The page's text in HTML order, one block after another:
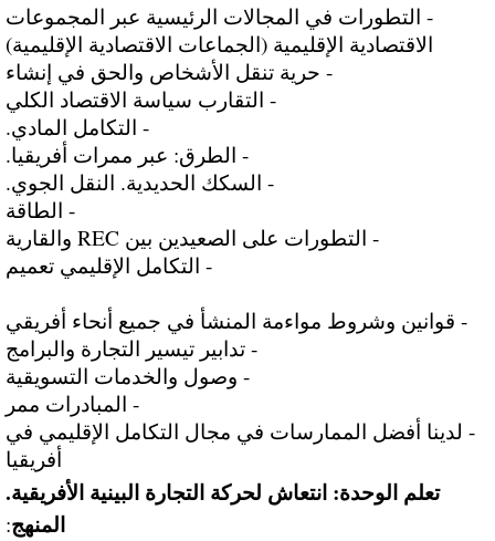
- التطورات في المجالات الرئيسية عبر المجموعات
الاقتصادية الإقليمية (الجماعات الاقتصادية الإقليمية)
- حرية تنقل الأشخاص والحق في إنشاء
- التقارب سياسة الاقتصاد الكلي
- التكامل المادي.
- الطرق: عبر ممرات أفريقيا.
- السكك الحديدية. النقل الجوي.
- الطاقة
- التطورات على الصعيدين بين REC والقارية
- التكامل الإقليمي تعميم
- قوانين وشروط مواءمة المنشأ في جميع أنحاء أفريقي
- تدابير تيسير التجارة والبرامج
- وصول والخدمات التسويقية
- المبادرات ممر
- لدينا أفضل الممارسات في مجال التكامل الإقليمي في
أفريقيا
تعلم الوحدة: انتعاش لحركة التجارة البينية الأفريقية.
المنهج: